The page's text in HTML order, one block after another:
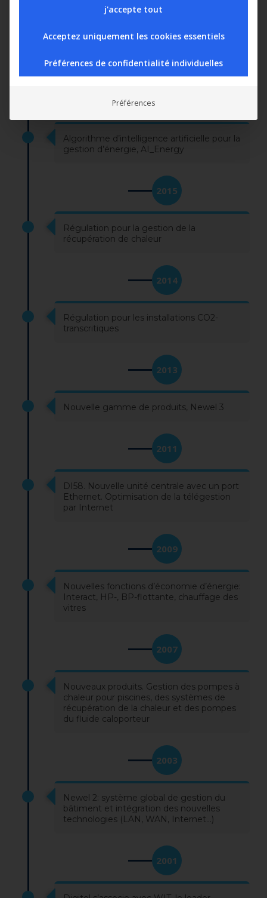
Application smartphone pour la
télégestion, TelesWin mobile
Fonction automate programmable
Algorithme d’intelligence artificielle pour la
gestion d’énergie, AI_Energy
2015
Régulation pour la gestion de la
récupération de chaleur
2014
Régulation pour les installations CO2-
transcritiques
2013
Nouvelle gamme de produits, Newel 3
2011
DI58. Nouvelle unité centrale avec un port
Ethernet. Optimisation de la télégestion
par Internet
2009
Nouvelles fonctions d’économie d’énergie:
Interact, HP-, BP-flottante, chauffage des
vitres
2007
Nouveaux produits. Gestion des pompes à
chaleur pour piscines, des systèmes de
récupération de la chaleur et des pompes
du fluide caloporteur
2003
Newel 2: système global de gestion du
bâtiment et intégration des nouvelles
technologies (LAN, WAN, Internet…)
2001
j'accepte tout
Acceptez uniquement les cookies essentiels
Préférences de confidentialité individuelles
Préférences